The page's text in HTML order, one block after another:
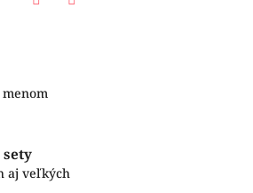
sety
aj veľkých